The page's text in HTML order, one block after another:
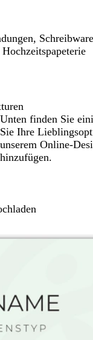
Unten finden Sie
Sie Ihre
unserem Online-
hinzufügen.